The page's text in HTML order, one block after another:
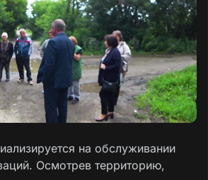
на обслуживании
Осмотрев территорию,